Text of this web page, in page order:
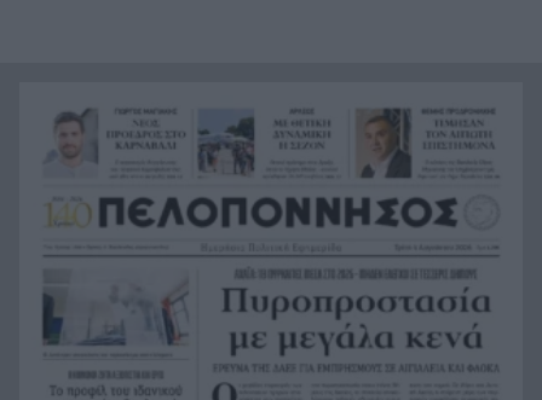
Πέταξε στα σκουπίδια δελτίο που κέρδιζε ένα
εκατομμύριο στο ΛΟΤΤΟ, αλλά έψαξε και το
Πορτογαλία και πέρασε στους «8» του
Παγκοσμίου
20:12
Σοκ στην Πάτρα, βρέθηκε απαγχονισμένος
63χρονος, δίπλα του εντοπίστηκε σημείωμα